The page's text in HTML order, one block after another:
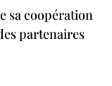
sa coopération
partenaires